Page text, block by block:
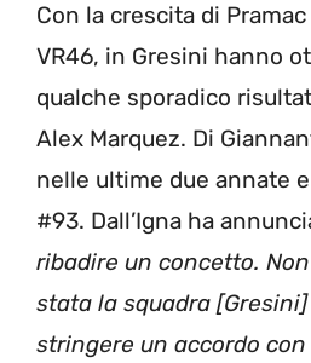
Con la crescita di
VR46, in Gresini hanno
qualche sporadico
Alex Marquez. Di
nelle ultime due annate
#93. Dall’Igna ha
ribadire un concetto.
stata la squadra
stringere un accordo con